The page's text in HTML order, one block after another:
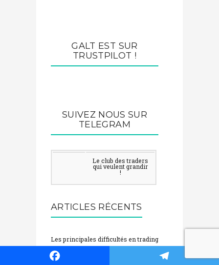
GALT EST SUR
TRUSTPILOT !
SUIVEZ NOUS SUR
TELEGRAM
Le club des traders
qui veulent grandir
!
ARTICLES RÉCENTS
Les principales difficultés en trading
5 Concepts Clés pour Comprendre